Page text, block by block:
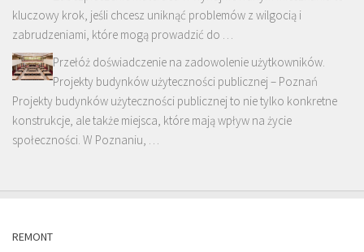
kluczowy krok, jeśli chcesz uniknąć problemów z wilgocią i
zabrudzeniami, które mogą prowadzić do …
Przełóż doświadczenie na zadowolenie użytkowników.
Projekty budynków użyteczności publicznej – Poznań
Projekty budynków użyteczności publicznej to nie tylko konkretne
konstrukcje, ale także miejsca, które mają wpływ na życie
społeczności. W Poznaniu, …
REMONT